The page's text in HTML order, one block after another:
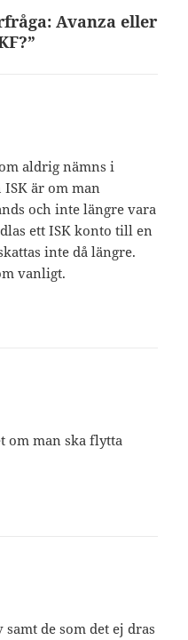
Avanza eller
aldrig nämns i
är om man
och inte längre vara
ett ISK konto till en
inte då längre.
vanligt.
om man ska flytta
de som det ej dras